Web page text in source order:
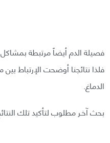
فصيلة الدم أيضاً مرتبطة
فلذا نتائجنا أوضحت الإرتباط
الدماغ.
بحث آخـر مطلوب لتأكيد تلك